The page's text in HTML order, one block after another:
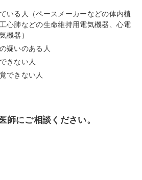
いる人（ペースメーカーなどの体内植
心肺などの生命維持用電気機器、心電
機器）
疑いのある人
きない人
できない人
師にご相談ください。